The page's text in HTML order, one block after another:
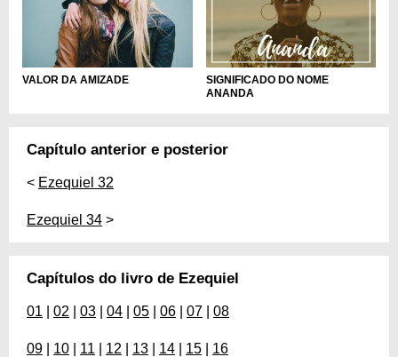
VALOR DA AMIZADE
SIGNIFICADO DO NOME
ANANDA
Capítulo anterior e posterior
< Ezequiel 32
Ezequiel 34 >
Capítulos do livro de Ezequiel
01 02 03 04 05 06 07 08
09 10 11 12 13 14 15 16